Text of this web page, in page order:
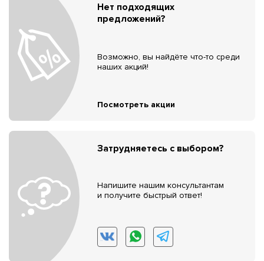
Нет подходящих
предложений?
Возможно, вы найдёте что-то среди
наших акций!
Посмотреть акции
Затрудняетесь с выбором?
Напишите нашим консультантам
и получите быстрый ответ!